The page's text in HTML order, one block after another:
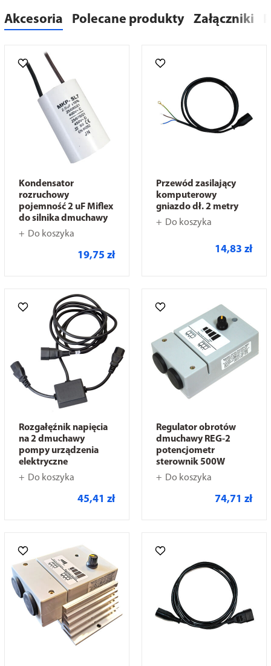
Akcesoria Polecane produkty Załączniki
Kondensator
rozruchowy
pojemność 2 uF Miflex
do silnika dmuchawy
Do koszyka
19,75 zł
Przewód zasilający
komputerowy
gniazdo dł. 2 metry
Do koszyka
14,83 zł
Rozgałęźnik napięcia
na 2 dmuchawy
pompy urządzenia
elektryczne
Do koszyka
45,41 zł
Regulator obrotów
dmuchawy REG-2
potencjometr
sterownik 500W
Do koszyka
74,71 zł